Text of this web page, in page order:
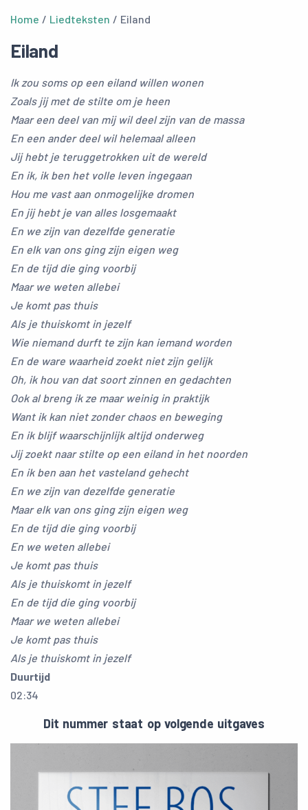
Home / Liedteksten / Eiland
Eiland
Ik zou soms op een eiland willen wonen
Zoals jij met de stilte om je heen
Maar een deel van mij wil deel zijn van de massa
En een ander deel wil helemaal alleen
Jij hebt je teruggetrokken uit de wereld
En ik, ik ben het volle leven ingegaan
Hou me vast aan onmogelijke dromen
En jij hebt je van alles losgemaakt
En we zijn van dezelfde generatie
En elk van ons ging zijn eigen weg
En de tijd die ging voorbij
Maar we weten allebei
Je komt pas thuis
Als je thuiskomt in jezelf
Wie niemand durft te zijn kan iemand worden
En de ware waarheid zoekt niet zijn gelijk
Oh, ik hou van dat soort zinnen en gedachten
Ook al breng ik ze maar weinig in praktijk
Want ik kan niet zonder chaos en beweging
En ik blijf waarschijnlijk altijd onderweg
Jij zoekt naar stilte op een eiland in het noorden
En ik ben aan het vasteland gehecht
En we zijn van dezelfde generatie
Maar elk van ons ging zijn eigen weg
En de tijd die ging voorbij
En we weten allebei
Je komt pas thuis
Als je thuiskomt in jezelf
En de tijd die ging voorbij
Maar we weten allebei
Je komt pas thuis
Als je thuiskomt in jezelf
Duurtijd
02:34
Dit nummer staat op volgende uitgaves